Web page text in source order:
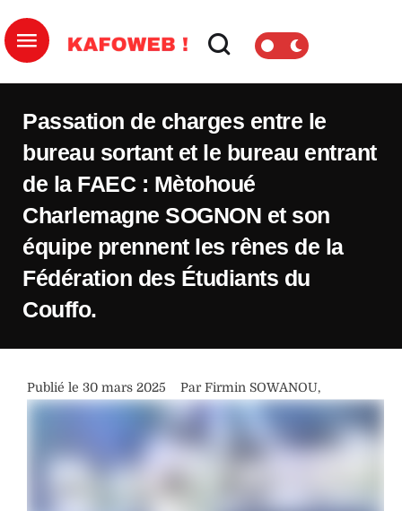
Passation de charges entre le
bureau sortant et le bureau entrant
de la FAEC : Mètohoué
Charlemagne SOGNON et son
équipe prennent les rênes de la
Fédération des Étudiants du
Couffo.
Publié le 30 mars 2025 Par Firmin SOWANOU,